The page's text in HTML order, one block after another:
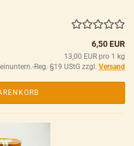
6,50 EUR
13,00 EUR pro 1 kg
Reg. §19 UStG zzgl. Versand